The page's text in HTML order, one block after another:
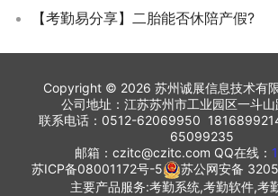
【考勤易分享】二胎能否休陪产假?
Copyright © 2026 苏州诚展信息技术有
公司地址：江苏苏州市工业园区一斗
联系电话：0512-62069950
65099235
邮箱：czitc@czitc.com QQ在线：
苏ICP备08001172号-5
苏公网安备
主要产品服务:考勤系统,考勤软件,考